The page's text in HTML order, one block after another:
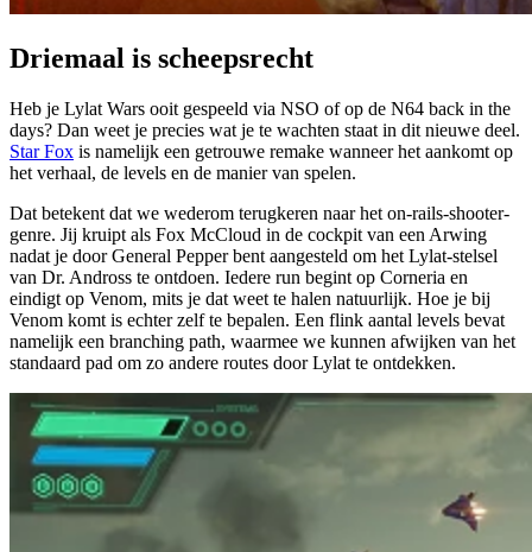
Driemaal is scheepsrecht
Heb je Lylat Wars ooit gespeeld via NSO of op de N64 back in the
days? Dan weet je precies wat je te wachten staat in dit nieuwe deel.
Star Fox is namelijk een getrouwe remake wanneer het aankomt op
het verhaal, de levels en de manier van spelen.
Dat betekent dat we wederom terugkeren naar het on-rails-shooter-
genre. Jij kruipt als Fox McCloud in de cockpit van een Arwing
nadat je door General Pepper bent aangesteld om het Lylat-stelsel
van Dr. Andross te ontdoen. Iedere run begint op Corneria en
eindigt op Venom, mits je dat weet te halen natuurlijk. Hoe je bij
Venom komt is echter zelf te bepalen. Een flink aantal levels bevat
namelijk een branching path, waarmee we kunnen afwijken van het
standaard pad om zo andere routes door Lylat te ontdekken.